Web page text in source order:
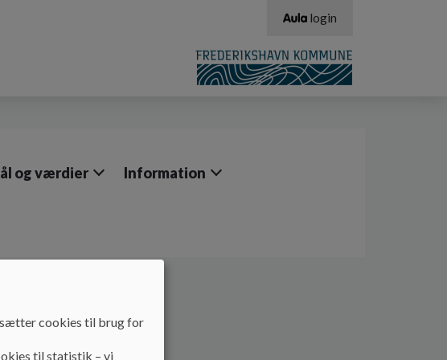
login
og værdier Information
sætter cookies til brug for
til statistik – vi